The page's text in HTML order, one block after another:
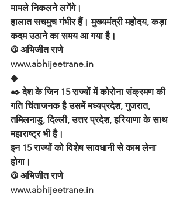
मामले निकलने लगेंगे।
हालात सचमुच गंभीर हैं। मुख्यमंत्री महोदय, कड़ा
कदम उठाने का समय आ गया है।
@ अभिजीत राणे
www.abhijeetrane.in
◆
✒️ देश के जिन 15 राज्यों में कोरोना संक्रमण की
गति चिंताजनक है उसमें मध्यप्रदेश, गुजरात,
तमिलनाडु, दिल्ली, उत्तर प्रदेश, हरियाणा के साथ
महाराष्ट्र भी है।
इन 15 राज्यों को विशेष सावधानी से काम लेना
होगा।
@ अभिजीत राणे
www.abhijeetrane.in